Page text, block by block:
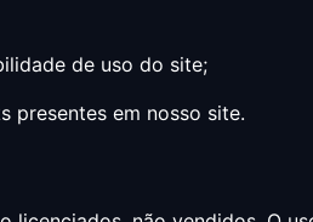
de uso do site;
presentes em nosso site.